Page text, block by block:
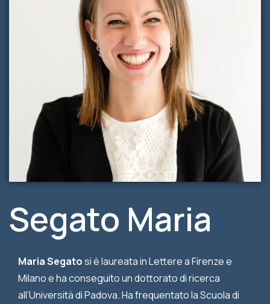
Segato Maria
Maria Segatosi è laureata in Lettere a Firenze e
Milano e ha conseguito un dottorato di ricerca
all’Università di Padova. Ha frequentato la Scuola di